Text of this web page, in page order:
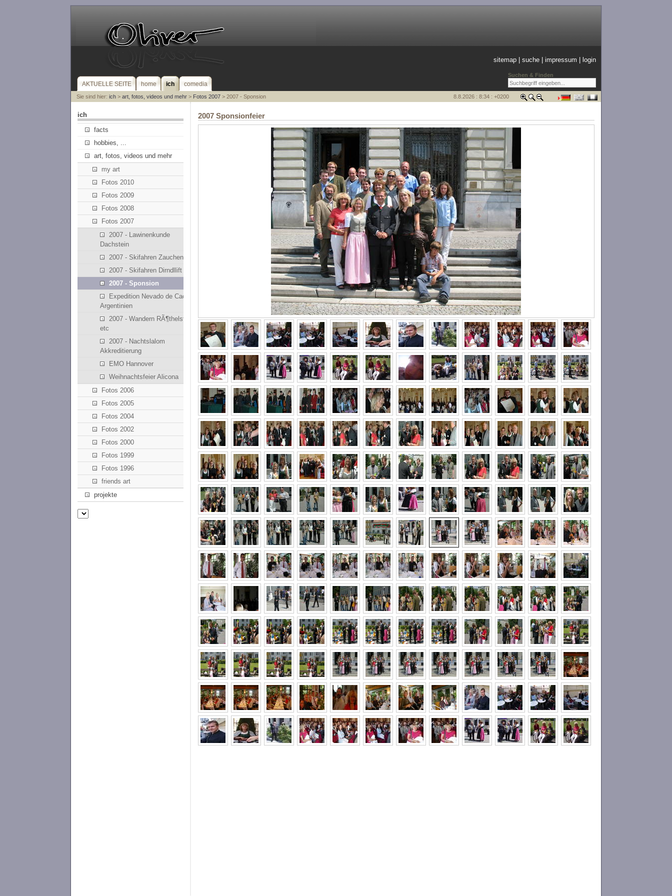
Suchen & Finden
sitemap |suche |impressum login
AKTUELLE SEITE home ich comedia
Sie sind hier: ich> art, fotos, videos und mehr> Fotos 2007> 2007 - Sponsion 8.8.2026 : 8:34 : +0200
ich
facts
hobbies, ...
art, fotos, videos und mehr
my art
Fotos 2010
Fotos 2009
Fotos 2008
Fotos 2007
2007 - Lawinenkunde
Dachstein
2007 - Skifahren Zauchensee
2007 - Skifahren Dirndllift
2007 - Sponsion
Expedition Nevado de Cachi -
Argentinien
2007 - Wandern RÃ¶thelstein
etc
2007 - Nachtslalom
Akkreditierung
EMO Hannover
Weihnachtsfeier Alicona
Fotos 2006
Fotos 2005
Fotos 2004
Fotos 2002
Fotos 2000
Fotos 1999
Fotos 1996
friends art
projekte
2007 Sponsionfeier